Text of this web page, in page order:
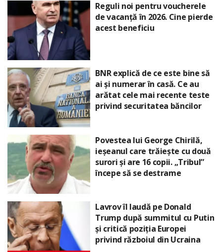
Reguli noi pentru voucherele
de vacanță în 2026. Cine pierde
acest beneficiu
BNR explică de ce este bine să
ai și numerar în casă. Ce au
arătat cele mai recente teste
privind securitatea băncilor
Povestea lui George Chirilă,
ieșeanul care trăiește cu două
surori și are 16 copii. „Tribul”
începe să se destrame
Lavrov îl laudă pe Donald
Trump după summitul cu Putin
și critică poziția Europei
privind războiul din Ucraina